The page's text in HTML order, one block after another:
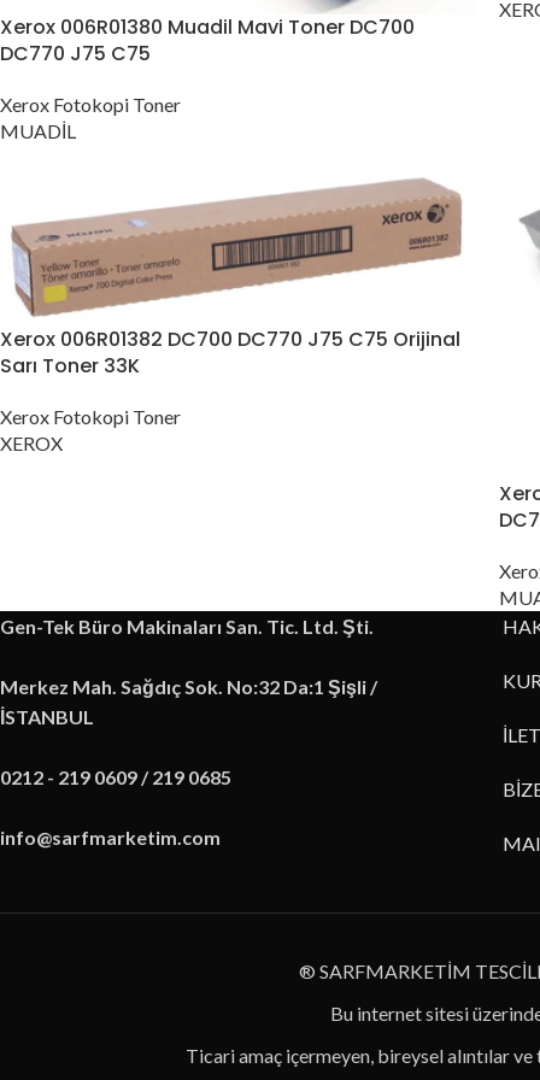
Xerox 006R01380 Muadil Mavi Toner DC700
DC770 J75 C75
Xerox Fotokopi Toner
MUADİL
Xerox 006R01382 DC700 DC770 J75 C75 Orijinal
Sarı Toner 33K
Xerox Fotokopi Toner
XEROX
Gen-Tek Büro Makinaları San. Tic. Ltd. Şti.
Merkez Mah. Sağdıç Sok. No:32 Da:1 Şişli /
İSTANBUL
0212 - 219 0609 / 219 0685
info@sarfmarketim.com
® SARFMARKETİM
Bu internet sitesi
Ticari amaç içermeyen, bireysel alıntılar